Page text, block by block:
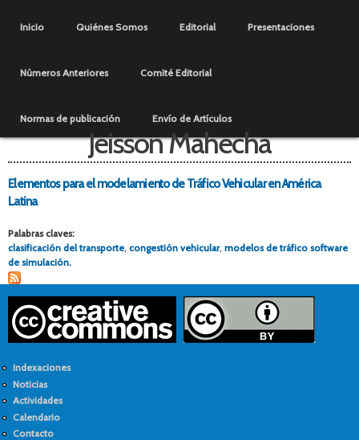
contenido
Menú principal
Inicio Quiénes Somos Editorial Presentaciones
Números Anteriores Comité Editorial
Normas de publicación Envío de Artículos
Jeisson Mahecha
Elementos para el modelamiento de Tráfico Vehicular en América
Latina
Palabras claves:
clasificación del transporte, congestión vehicular, modelos de tráfico software
de simulación.
Indexaciones
Noticias
Actividades
Calendario
Contacto